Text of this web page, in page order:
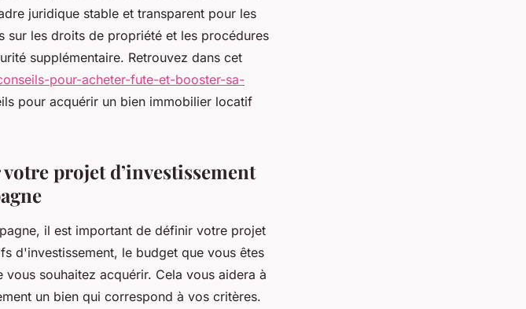
juridique stable et transparent pour les
sur les droits de propriété et les procédures
supplémentaire. Retrouvez dans cet
pour-acheter-fute-et-booster-sa-
pour acquérir un bien immobilier locatif
projet d’investissement
il est important de définir votre projet
d'investissement, le budget que vous êtes
souhaitez acquérir. Cela vous aidera à
un bien qui correspond à vos critères.